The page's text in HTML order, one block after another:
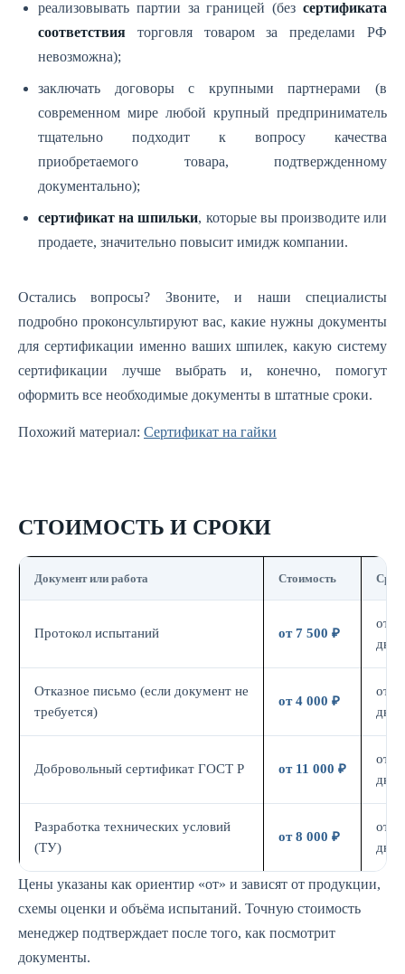
реализовывать партии за границей (без сертификата
соответствия торговля товаром за пределами РФ
невозможна);
заключать договоры с крупными партнерами (в
современном мире любой крупный предприниматель
тщательно подходит к вопросу качества
приобретаемого товара, подтвержденному
документально);
сертификат на шпильки, которые вы производите или
продаете, значительно повысит имидж компании.
Остались вопросы? Звоните, и наши специалисты
подробно проконсультируют вас, какие нужны документы
для сертификации именно ваших шпилек, какую систему
сертификации лучше выбрать и, конечно, помогут
оформить все необходимые документы в штатные сроки.
Похожий материал: Сертификат на гайки
СТОИМОСТЬ И СРОКИ
Документ или работа Стоимость Срок
Протокол испытаний от 7 500 ₽
от 7
дн.
Отказное письмо (если документ не
требуется)
от 4 000 ₽
от 3
дн.
Добровольный сертификат ГОСТ Р от 11 000 ₽
от 7
дн.
Разработка технических условий
(ТУ)
от 8 000 ₽
от 5
дн.
Цены указаны как ориентир «от» и зависят от продукции,
схемы оценки и объёма испытаний. Точную стоимость
менеджер подтверждает после того, как посмотрит
документы.